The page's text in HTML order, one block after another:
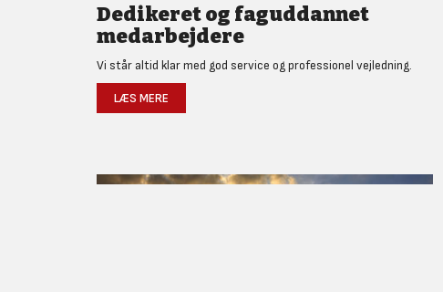
Dedikeret og faguddannet
medarbejdere
Vi står altid klar med god service og professionel vejledning.
LÆS MERE